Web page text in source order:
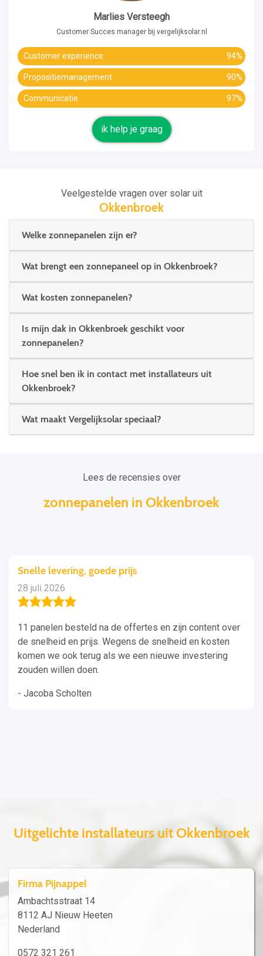
Marlies Versteegh
Customer Succes manager bij vergelijksolar.nl
Customer experience 94%
Propositiemanagement 90%
Communicatie 97%
ik help je graag
Veelgestelde vragen over solar uit
Okkenbroek
Welke zonnepanelen zijn er?
Wat brengt een zonnepaneel op in Okkenbroek?
Wat kosten zonnepanelen?
Is mijn dak in Okkenbroek geschikt voor
zonnepanelen?
Hoe snel ben ik in contact met installateurs uit
Okkenbroek?
Wat maakt Vergelijksolar speciaal?
Lees de recensies over
zonnepanelen in Okkenbroek
Snelle levering, goede prijs
28 juli 2026
11 panelen besteld na de offertes en zijn content over
de snelheid en prijs. Wegens de snelheid en kosten
komen we ook terug als we een nieuwe investering
zouden willen doen.
- Jacoba Scholten
Uitgelichte installateurs uit Okkenbroek
Firma Pijnappel
Ambachtsstraat 14
8112 AJ Nieuw Heeten
Nederland
0572 321 261